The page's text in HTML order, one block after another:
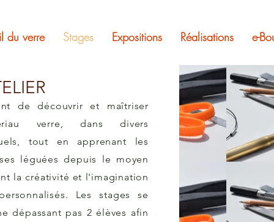
du verre Stages Expositions Réalisations e-
de découvrir et maîtriser
verre, dans divers
tout en apprenant les
léguées depuis le moyen
la créativité et l'imagination
Les stages se
dépassant pas 2 élèves afin